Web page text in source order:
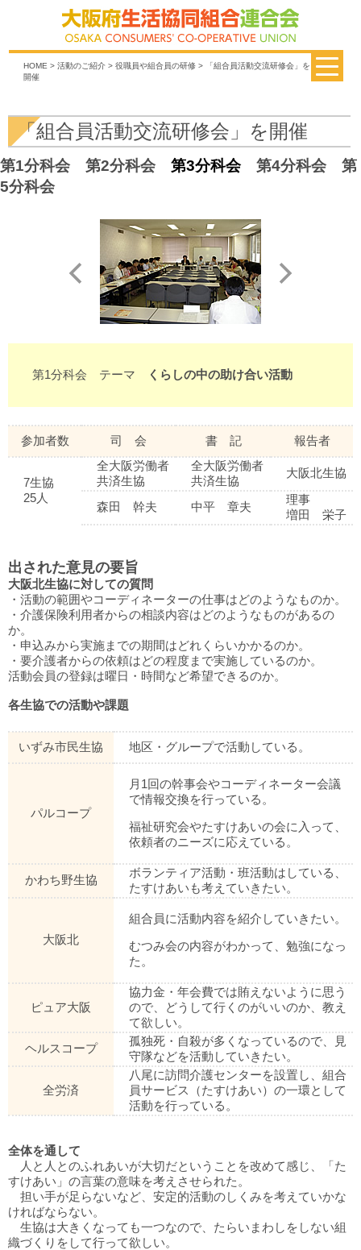
HOME > 活動のご紹介> 役職員や組合員の研修> 「組合員活動交流研修会」を
開催
「組合員活動交流研修会」を開催
第1分科会 第2分科会 第3分科会 第4分科会
第
5分科会
第1分科会 テーマ くらしの中の助け合い活動
参加者数 司 会 書 記 報告者
7生協
25人
全大阪労働者
共済生協
全大阪労働者
共済生協
大阪北生協
森田 幹夫 中平 章夫
理事
増田 栄子
出された意見の要旨
大阪北生協に対しての質問
・活動の範囲やコーディネーターの仕事はどのようなものか。
・介護保険利用者からの相談内容はどのようなものがあるの
か。
・申込みから実施までの期間はどれくらいかかるのか。
・要介護者からの依頼はどの程度まで実施しているのか。
活動会員の登録は曜日・時間など希望できるのか。
各生協での活動や課題
いずみ市民生協 地区・グループで活動している。
パルコープ
月1回の幹事会やコーディネーター会議
で情報交換を行っている。
福祉研究会やたすけあいの会に入って、
依頼者のニーズに応えている。
かわち野生協
ボランティア活動・班活動はしている、
たすけあいも考えていきたい。
大阪北
組合員に活動内容を紹介していきたい。
むつみ会の内容がわかって、勉強になっ
た。
ピュア大阪
協力金・年会費では賄えないように思う
ので、どうして行くのがいいのか、教え
て欲しい。
ヘルスコープ
孤独死・自殺が多くなっているので、見
守隊などを活動していきたい。
全労済
八尾に訪問介護センターを設置し、組合
員サービス（たすけあい）の一環として
活動を行っている。
全体を通して
人と人とのふれあいが大切だということを改めて感じ、「た
すけあい」の言葉の意味を考えさせられた。
担い手が足らないなど、安定的活動のしくみを考えていかな
ければならない。
生協は大きくなっても一つなので、たらいまわしをしない組
織づくりをして行って欲しい。